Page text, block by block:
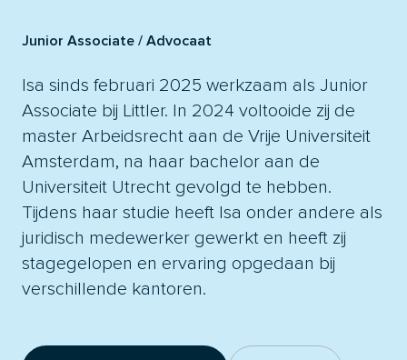
Junior Associate / Advocaat
Isa sinds februari 2025 werkzaam als Junior
Associate bij Littler. In 2024 voltooide zij de
master Arbeidsrecht aan de Vrije Universiteit
Amsterdam, na haar bachelor aan de
Universiteit Utrecht gevolgd te hebben.
Tijdens haar studie heeft Isa onder andere als
juridisch medewerker gewerkt en heeft zij
stagegelopen en ervaring opgedaan bij
verschillende kantoren.